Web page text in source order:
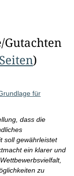
Gutachten
)
für
dass die
soll gewährleistet
ein klarer und
zu